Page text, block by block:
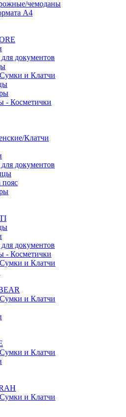
чемоданы
А4
документов
и Клатчи
- Косметички
Клатчи
документов
документов
- Косметички
и Клатчи
и Клатчи
и Клатчи
и Клатчи